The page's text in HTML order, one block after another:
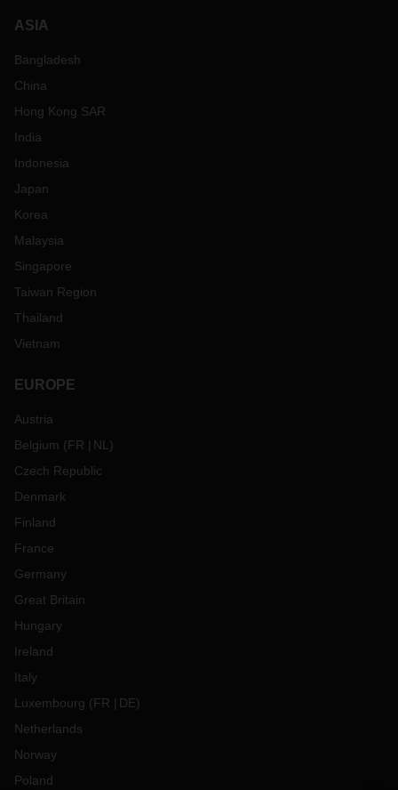
ASIA
Bangladesh
China
Hong Kong SAR
India
Indonesia
Japan
Korea
Malaysia
Singapore
Taiwan Region
Thailand
Vietnam
EUROPE
Austria
Belgium (FR NL )
Czech Republic
Denmark
Finland
France
Germany
Great Britain
Hungary
Ireland
Italy
Luxembourg (FR DE)
Netherlands
Norway
Poland